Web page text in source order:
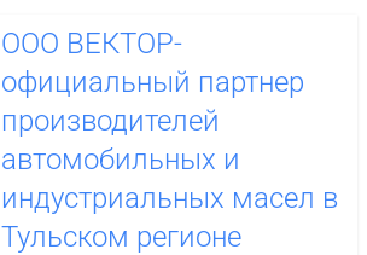
ООО ВЕКТОР-
официальный партнер
производителей
автомобильных и
индустриальных масел в
Тульском регионе